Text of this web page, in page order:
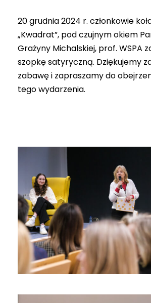
20 grudnia 2024 r. członkowie
„Kwadrat”, pod czujnym okiem
Grażyny Michalskiej, prof. WSPA
szopkę satyryczną. Dziękujemy
zabawę i zapraszamy do
tego wydarzenia.